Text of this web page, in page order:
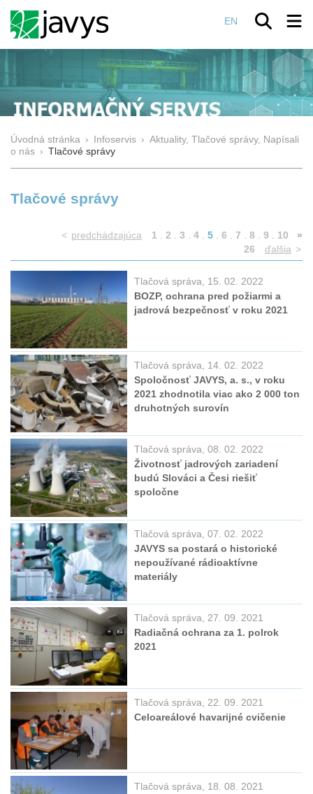
EN
Úvodná stránka › Infoservis › Aktuality, Tlačové správy, Napísali
o nás › Tlačové správy
Tlačové správy
< predchádzajúca 1 2 3 4 5 6 7 8 9 10
»
26
ďalšia >
Tlačová správa, 15. 02. 2022
BOZP, ochrana pred požiarmi a
jadrová bezpečnosť v roku 2021
Tlačová správa, 14. 02. 2022
Spoločnosť JAVYS, a. s., v roku
2021 zhodnotila viac ako 2 000 ton
druhotných surovín
Tlačová správa, 08. 02. 2022
Životnosť jadrových zariadení
budú Slováci a Česi riešiť
spoločne
Tlačová správa, 07. 02. 2022
JAVYS sa postará o historické
nepoužívané rádioaktívne
materiály
Tlačová správa, 27. 09. 2021
Radiačná ochrana za 1. polrok
2021
Tlačová správa, 22. 09. 2021
Celoareálové havarijné cvičenie
Tlačová správa, 18. 08. 2021